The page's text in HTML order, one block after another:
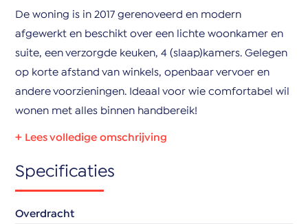
De woning is in 2017 gerenoveerd en modern
afgewerkt en beschikt over een lichte woonkamer en
suite, een verzorgde keuken, 4 (slaap)kamers. Gelegen
op korte afstand van winkels, openbaar vervoer en
andere voorzieningen. Ideaal voor wie comfortabel wil
wonen met alles binnen handbereik!
Entree via het gezamenlijke trappenhuis naar de
vierde, tevens top, verdieping. Hier bereikt u de
overloop die toegang geeft tot slechts 2
Specificaties
Overdracht